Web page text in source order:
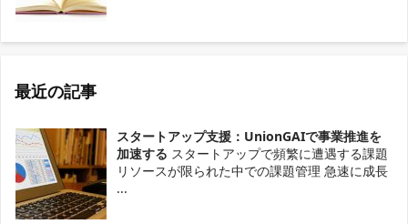
最近の記事
スタートアップ支援：UnionGAIで事業推進を
加速する スタートアップで頻繁に遭遇する課題
リソースが限られた中での課題管理 急速に成長
...